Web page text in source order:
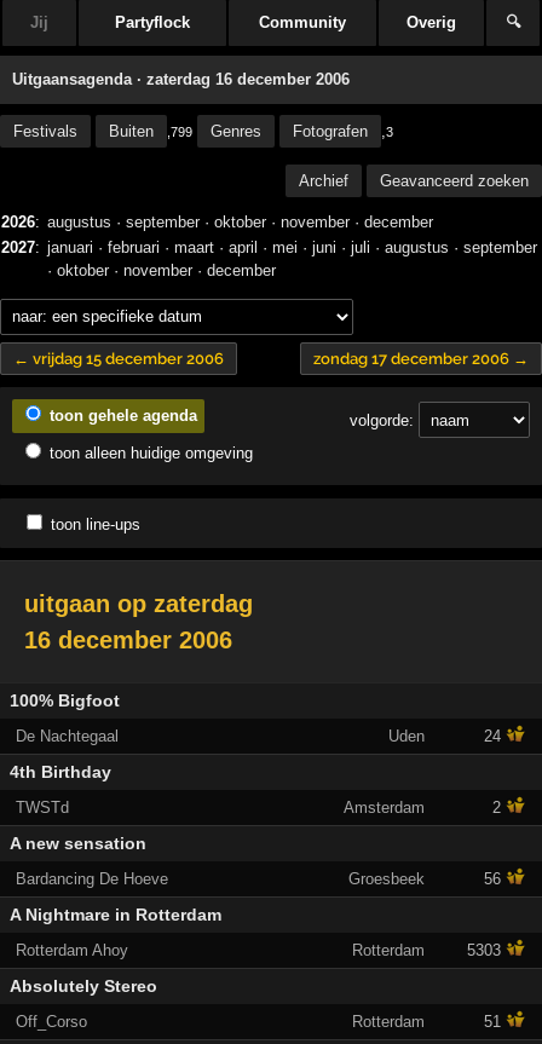
Jij Partyflock Community Overig 🔍
Uitgaansagenda · zaterdag 16 december 2006
Festivals Buiten ,799 Genres Fotografen ,3
Archief Geavanceerd zoeken
2026: augustus · september· oktober· november· december
2027: januari · februari · maart · april · mei · juni · juli · augustus · september
· oktober· november· december
← vrijdag 15 december 2006 zondag 17 december 2006 →
volgorde:
toon gehele agenda
toon alleen huidige omgeving
toon line-ups
uitgaan op zaterdag
16 december 2006
100% Bigfoot
De Nachtegaal Uden 24
4th Birthday
TWSTd Amsterdam 2
A new sensation
Bardancing De Hoeve Groesbeek 56
A Nightmare in Rotterdam
Rotterdam Ahoy Rotterdam 5303
Absolutely Stereo
Off_Corso Rotterdam 51